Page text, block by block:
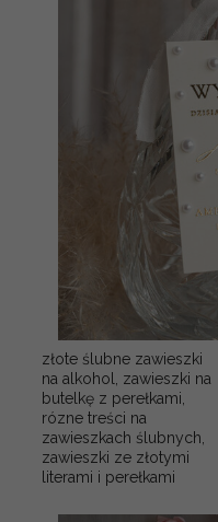
złote ślubne zawieszki
na alkohol, zawieszki na
butelkę z perełkami,
rózne treści na
zawieszkach ślubnych,
zawieszki ze złotymi
literami i perełkami